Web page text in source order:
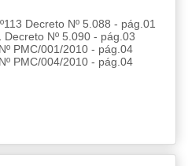
Decreto Nº 5.088 - pág.01
Nº 5.090 - pág.03
PMC/001/2010 - pág.04
PMC/004/2010 - pág.04